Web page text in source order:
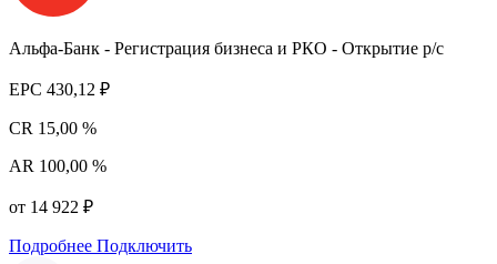
Альфа-Банк - Регистрация бизнеса и РКО - Открытие р/с
EPC 430,12 ₽
CR 15,00 %
AR 100,00 %
от 14 922 ₽
Подробнее Подключить